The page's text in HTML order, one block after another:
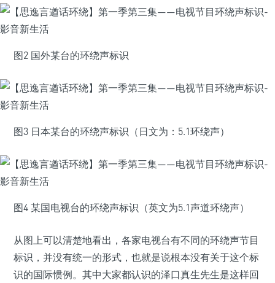
图2 国外某台的环绕声标识
图3 日本某台的环绕声标识（日文为：5.1环绕声）
图4 某国电视台的环绕声标识（英文为5.1声道环绕声）
从图上可以清楚地看出，各家电视台有不同的环绕声节目
标识，并没有统一的形式，也就是说根本没有关于这个标
识的国际惯例。其中大家都认识的泽口真生先生是这样回